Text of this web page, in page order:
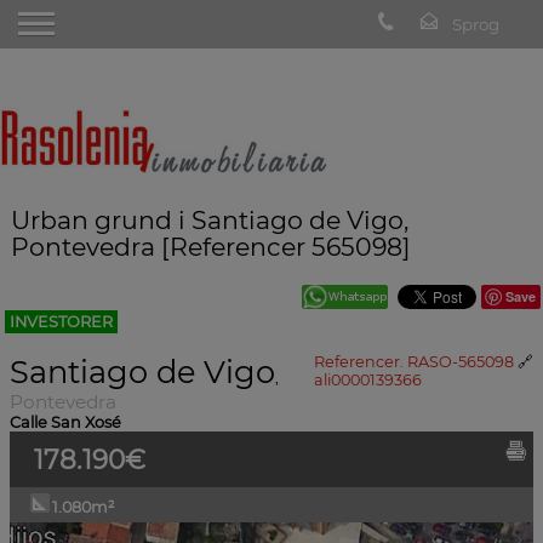
Urban grund i Santiago de Vigo,
Pontevedra [Referencer 565098]
Save
INVESTORER
Referencer. RASO-565098 🔗
ali0000139366
Santiago de Vigo,
Pontevedra
Calle San Xosé
178.190€
1.080m²